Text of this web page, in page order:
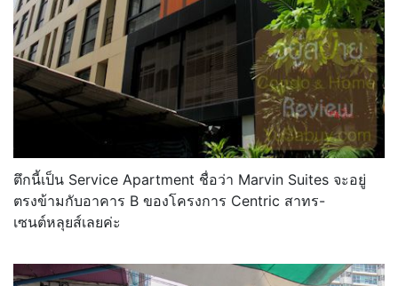
ตึกนี้เป็น Service Apartment ชื่อว่า Marvin Suites จะอยู่
ตรงข้ามกับอาคาร B ของโครงการ Centric สาทร-
เซนต์หลุยส์เลยค่ะ